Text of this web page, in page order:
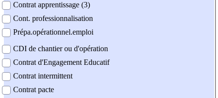
Contrat apprentissage (3)
Cont. professionnalisation
Prépa.opérationnel.emploi
CDI de chantier ou d'opération
Contrat d'Engagement Educatif
Contrat intermittent
Contrat pacte